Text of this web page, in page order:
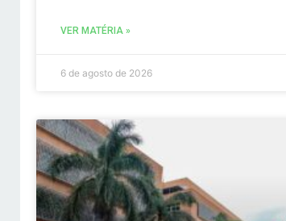
VER MATÉRIA »
6 de agosto de 2026